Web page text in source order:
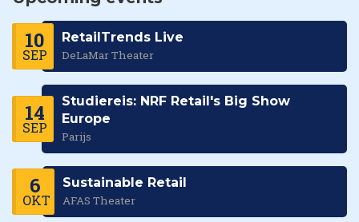
10
SEP
RetailTrends Live
DeLaMar Theater
14
SEP
Studiereis: NRF Retail's Big Show
Europe
Parijs
6
OKT
Sustainable Retail
AFAS Theater